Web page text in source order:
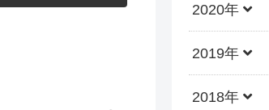
2020年
2019年
2018年